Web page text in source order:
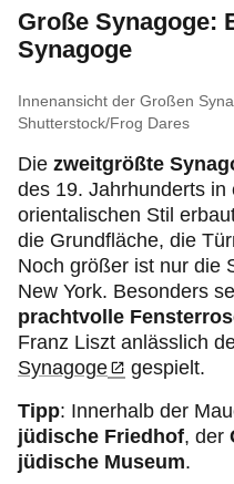
Große Synagoge:
Synagoge
Innenansicht der Großen
Shutterstock/Frog Dares
Die zweitgrößte
des 19. Jahrhunderts
orientalischen Stil
die Grundfläche, die
Noch größer ist nur die
New York. Besonders
prachtvolle
Franz Liszt anlässlich
Synagoge
gespielt.
Tipp: Innerhalb der
jüdische Friedhof, der
jüdische Museum.